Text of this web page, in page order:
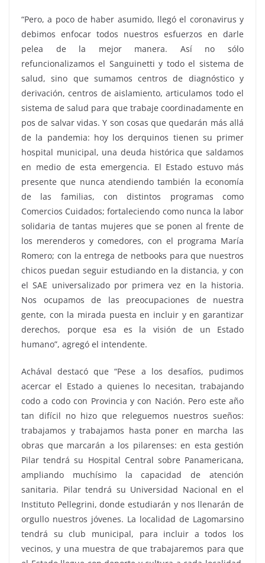
“Pero, a poco de haber asumido, llegó el coronavirus y
debimos enfocar todos nuestros esfuerzos en darle
pelea de la mejor manera. Así no sólo
refuncionalizamos el Sanguinetti y todo el sistema de
salud, sino que sumamos centros de diagnóstico y
derivación, centros de aislamiento, articulamos todo el
sistema de salud para que trabaje coordinadamente en
pos de salvar vidas. Y son cosas que quedarán más allá
de la pandemia: hoy los derquinos tienen su primer
hospital municipal, una deuda histórica que saldamos
en medio de esta emergencia. El Estado estuvo más
presente que nunca atendiendo también la economía
de las familias, con distintos programas como
Comercios Cuidados; fortaleciendo como nunca la labor
solidaria de tantas mujeres que se ponen al frente de
los merenderos y comedores, con el programa María
Romero; con la entrega de netbooks para que nuestros
chicos puedan seguir estudiando en la distancia, y con
el SAE universalizado por primera vez en la historia.
Nos ocupamos de las preocupaciones de nuestra
gente, con la mirada puesta en incluir y en garantizar
derechos, porque esa es la visión de un Estado
humano”, agregó el intendente.
Achával destacó que “Pese a los desafíos, pudimos
acercar el Estado a quienes lo necesitan, trabajando
codo a codo con Provincia y con Nación. Pero este año
tan difícil no hizo que releguemos nuestros sueños:
trabajamos y trabajamos hasta poner en marcha las
obras que marcarán a los pilarenses: en esta gestión
Pilar tendrá su Hospital Central sobre Panamericana,
ampliando muchísimo la capacidad de atención
sanitaria. Pilar tendrá su Universidad Nacional en el
Instituto Pellegrini, donde estudiarán y nos llenarán de
orgullo nuestros jóvenes. La localidad de Lagomarsino
tendrá su club municipal, para incluir a todos los
vecinos, y una muestra de que trabajaremos para que